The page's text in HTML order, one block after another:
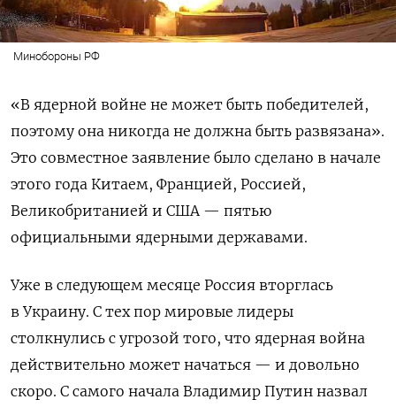
Минобороны РФ
«В ядерной войне не может быть победителей,
поэтому она никогда не должна быть развязана».
Это совместное заявление было сделано в начале
этого года Китаем, Францией, Россией,
Великобританией и США — пятью
официальными ядерными державами.
Уже в следующем месяце Россия вторглась
в Украину. С тех пор мировые лидеры
столкнулись с угрозой того, что ядерная война
действительно может начаться — и довольно
скоро. С самого начала Владимир Путин назвал